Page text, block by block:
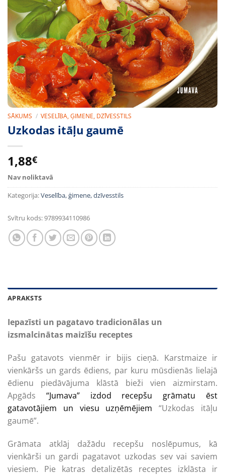
SĀKUMS / VESELĪBA, ĢIMENE, DZĪVESSTILS
Uzkodas itāļu gaumē
1,88€
Nav noliktavā
Kategorija:Veselība, ģimene, dzīvesstils
Svītru kods:9789934110986
APRAKSTS
Iepazīsti un pagatavo tradicionālas un
izsmalcinātas maizīšu receptes
Pašu gatavots vienmēr ir bijis cieņā. Karstmaize ir
vienkāršs un gards ēdiens, par kuru mūsdienās lielajā
ēdienu piedāvājuma klāstā bieži vien aizmirstam.
Apgāds “Jumava” izdod recepšu grāmatu ēst
gatavotājiem un viesu uzņēmējiem“Uzkodas itāļu
gaumē”.
Grāmata atklāj dažādu recepšu noslēpumus, kā
vienkārši un gardi pagatavot uzkodas sev vai saviem
viesiem. Pie katras detalizētās receptes izklāsta ir